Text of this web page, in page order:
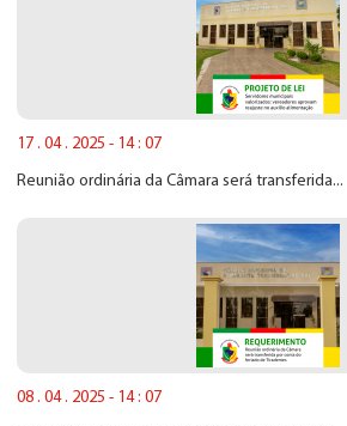
17 . 04 . 2025 - 14 : 07
Reunião ordinária da Câmara será transferida...
08 . 04 . 2025 - 14 : 07